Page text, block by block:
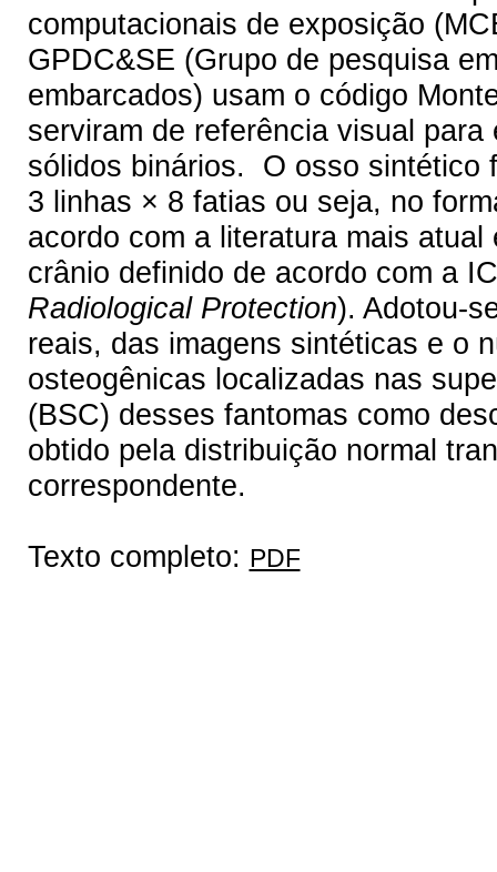
computacionais de exposição
GPDC&SE (Grupo de pesquisa
embarcados) usam o código
serviram de referência visual
sólidos binários. O osso sintético
3 linhas × 8 fatias ou seja, no
acordo com a literatura mais
crânio definido de acordo com a
Radiological Protection). Adotou-
reais, das imagens sintéticas e o
osteogênicas localizadas nas
(BSC) desses fantomas como
obtido pela distribuição normal
correspondente.
Texto completo: PDF